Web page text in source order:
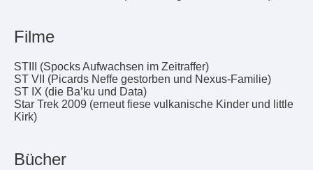
Filme
STIII (Spocks Aufwachsen im Zeitraffer)
ST VII (Picards Neffe gestorben und Nexus-Familie)
ST IX (die Ba’ku und Data)
Star Trek 2009 (erneut fiese vulkanische Kinder und little
Kirk)
Bücher